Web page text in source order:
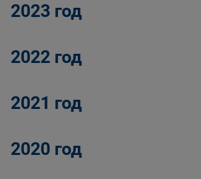
2023 год
2022 год
2021 год
2020 год